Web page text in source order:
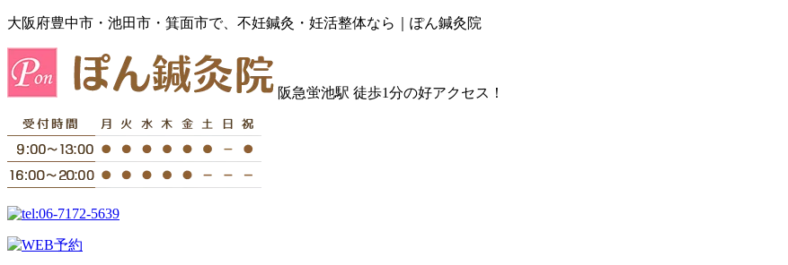
大阪府豊中市・池田市・箕面市で、不妊鍼灸・妊活整体なら｜ぽん鍼灸院
阪急蛍池駅 徒歩1分の好アクセス！